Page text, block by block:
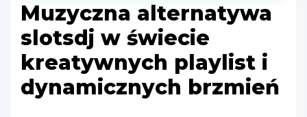
Muzyczna alternatywa
slotsdj w świecie
kreatywnych playlist i
dynamicznych brzmień